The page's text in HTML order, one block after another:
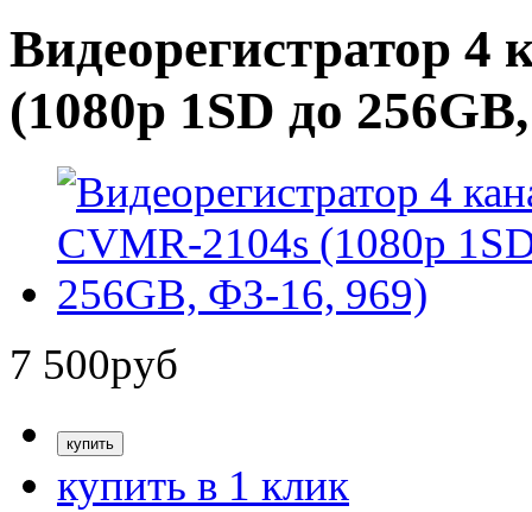
Видеорегистратор
(1080p 1SD до
7 500руб
купить в 1 клик